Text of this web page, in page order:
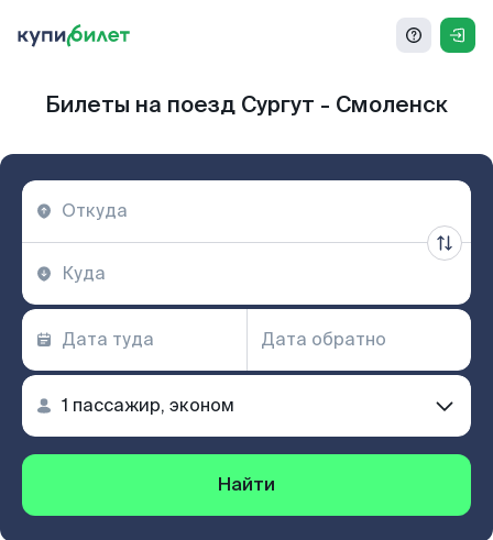
Билеты на поезд Сургут - Смоленск
Найти